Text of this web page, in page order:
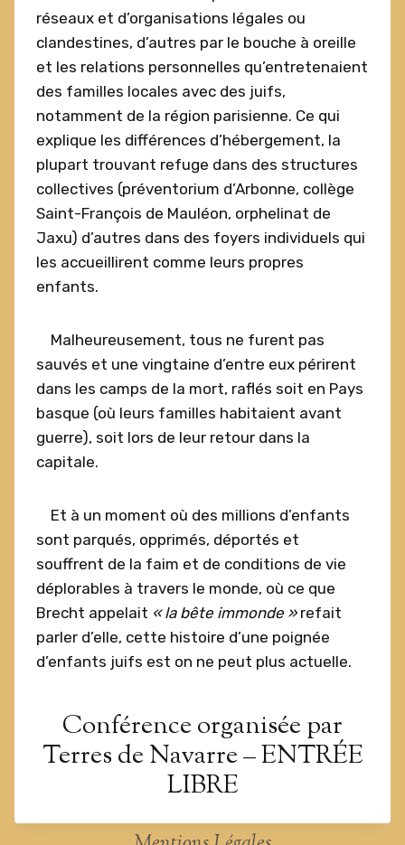
réseaux et d’organisations légales ou
clandestines, d’autres par le bouche à oreille
et les relations personnelles qu’entretenaient
des familles locales avec des juifs,
notamment de la région parisienne. Ce qui
explique les différences d’hébergement, la
plupart trouvant refuge dans des structures
collectives (préventorium d’Arbonne, collège
Saint-François de Mauléon, orphelinat de
Jaxu) d’autres dans des foyers individuels qui
les accueillirent comme leurs propres
enfants.
Malheureusement, tous ne furent pas
sauvés et une vingtaine d’entre eux périrent
dans les camps de la mort, raflés soit en Pays
basque (où leurs familles habitaient avant
guerre), soit lors de leur retour dans la
capitale.
Et à un moment où des millions d’enfants
sont parqués, opprimés, déportés et
souffrent de la faim et de conditions de vie
déplorables à travers le monde, où ce que
Brecht appelait « la bête immonde » refait
parler d’elle, cette histoire d’une poignée
d’enfants juifs est on ne peut plus actuelle.
Conférence organisée par
Terres de Navarre – ENTRÉE
LIBRE